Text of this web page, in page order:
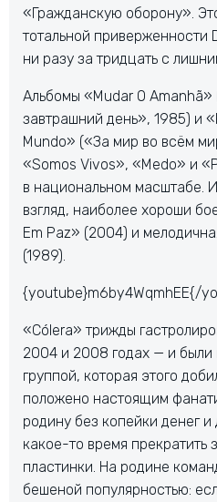
«Гражданскую оборону».
тотальной приверженности
ни разу за тридцать с
Альбомы «Mudar O
завтрашний день», 1985) и
Mundo» («За мир во всём
«Somos Vivos», «Medo» и
в национальном масштабе.
взгляд, наиболее хороши
Em Paz» (2004) и
(1989).
{youtube}m6by4WqmhEE{/
«Cólera» трижды
2004 и 2008 годах — и были
группой, которая этого
положено настоящим
родину без копейки денег
какое-то время прекратить
пластинки. На родине
бешеной популярностью: